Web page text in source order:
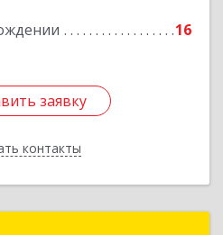
16
заявку
контакты
Подробнее
заявку
Назад